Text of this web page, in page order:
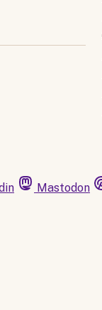
Mastodon